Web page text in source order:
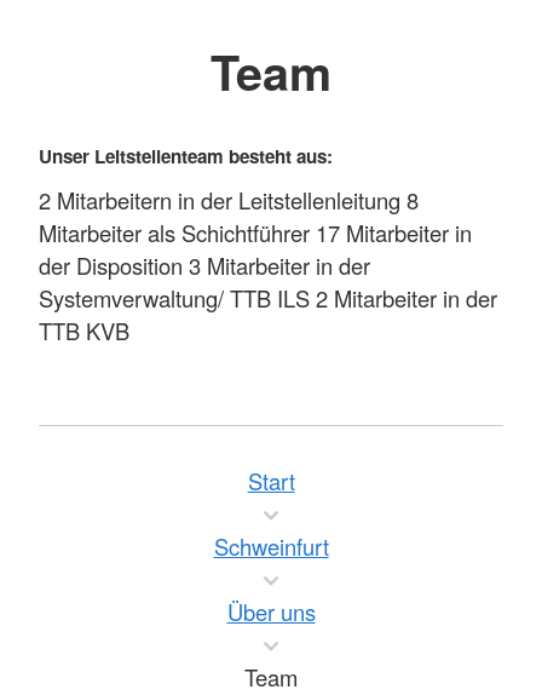
Team
Unser Leitstellenteam besteht aus:
2 Mitarbeitern in der Leitstellenleitung 8
Mitarbeiter als Schichtführer 17 Mitarbeiter in
der Disposition 3 Mitarbeiter in der
Systemverwaltung/ TTB ILS 2 Mitarbeiter in der
TTB KVB
Start
Schweinfurt
Über uns
Team